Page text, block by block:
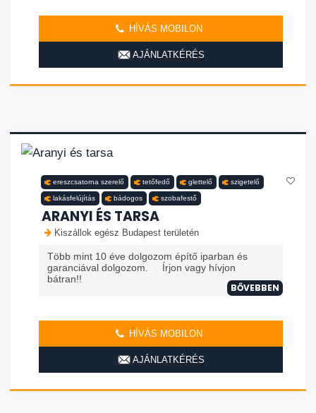
HÍVÁS MOBILON
AJÁNLATKÉRÉS
ereszcsatorna szerelő tetőfedő glettelő szigetelő
lakásfelújítás bádogos szobafestő
ARANYI ÉS TARSA
Kiszállok egész Budapest területén
Több mint 10 éve dolgozom építő iparban és
garanciával dolgozom. Írjon vagy hívjon
bátran!!
BŐVEBBEN
HÍVÁS MOBILON
AJÁNLATKÉRÉS